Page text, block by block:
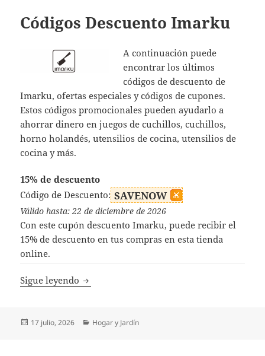
Códigos Descuento Imarku
A continuación puede
encontrar los últimos
códigos de descuento de
Imarku, ofertas especiales y códigos de cupones.
Estos códigos promocionales pueden ayudarlo a
ahorrar dinero en juegos de cuchillos, cuchillos,
horno holandés, utensilios de cocina, utensilios de
cocina y más.
15% de descuento
Código de Descuento: SAVENOW
Válido hasta: 22 de diciembre de 2026
Con este cupón descuento Imarku, puede recibir el
15% de descuento en tus compras en esta tienda
online.
Sigue leyendo Códigos Descuento Imarku
Publicado
17 julio, 2026 Categorías
Hogar y Jardín